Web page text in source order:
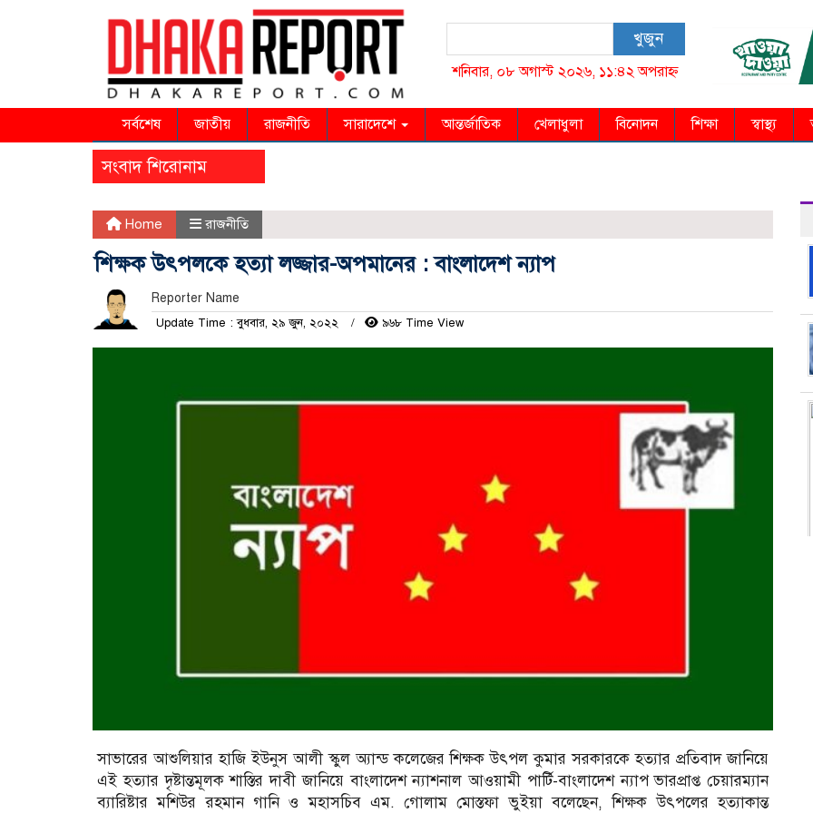
খুজুন
শনিবার, ০৮ অগাস্ট ২০২৬, ১১:৪২ অপরাহ্ন
সর্বশেষ জাতীয় রাজনীতি সারাদেশে আন্তর্জাতিক খেলাধুলা বিনোদন শিক্ষা স্বাস্থ্য
সংবাদ শিরোনাম
Home রাজনীতি
শিক্ষক উৎপলকে হত্যা লজ্জার-অপমানের : বাংলাদেশ ন্যাপ
Reporter Name
Update Time : বুধবার, ২৯ জুন, ২০২২ ৯৬৮ Time View
সাভারের আশুলিয়ার হাজি ইউনুস আলী স্কুল অ্যান্ড কলেজের শিক্ষক উৎপল কুমার সরকারকে হত্যার প্রতিবাদ জানিয়ে
এই হত্যার দৃষ্টান্তমূলক শাস্তির দাবী জানিয়ে বাংলাদেশ ন্যাশনাল আওয়ামী পার্টি-বাংলাদেশ ন্যাপ ভারপ্রাপ্ত চেয়ারম্যান
ব্যারিষ্টার মশিউর রহমান গানি ও মহাসচিব এম. গোলাম মোস্তফা ভুইয়া বলেছেন, শিক্ষক উৎপলের হত্যাকান্ত